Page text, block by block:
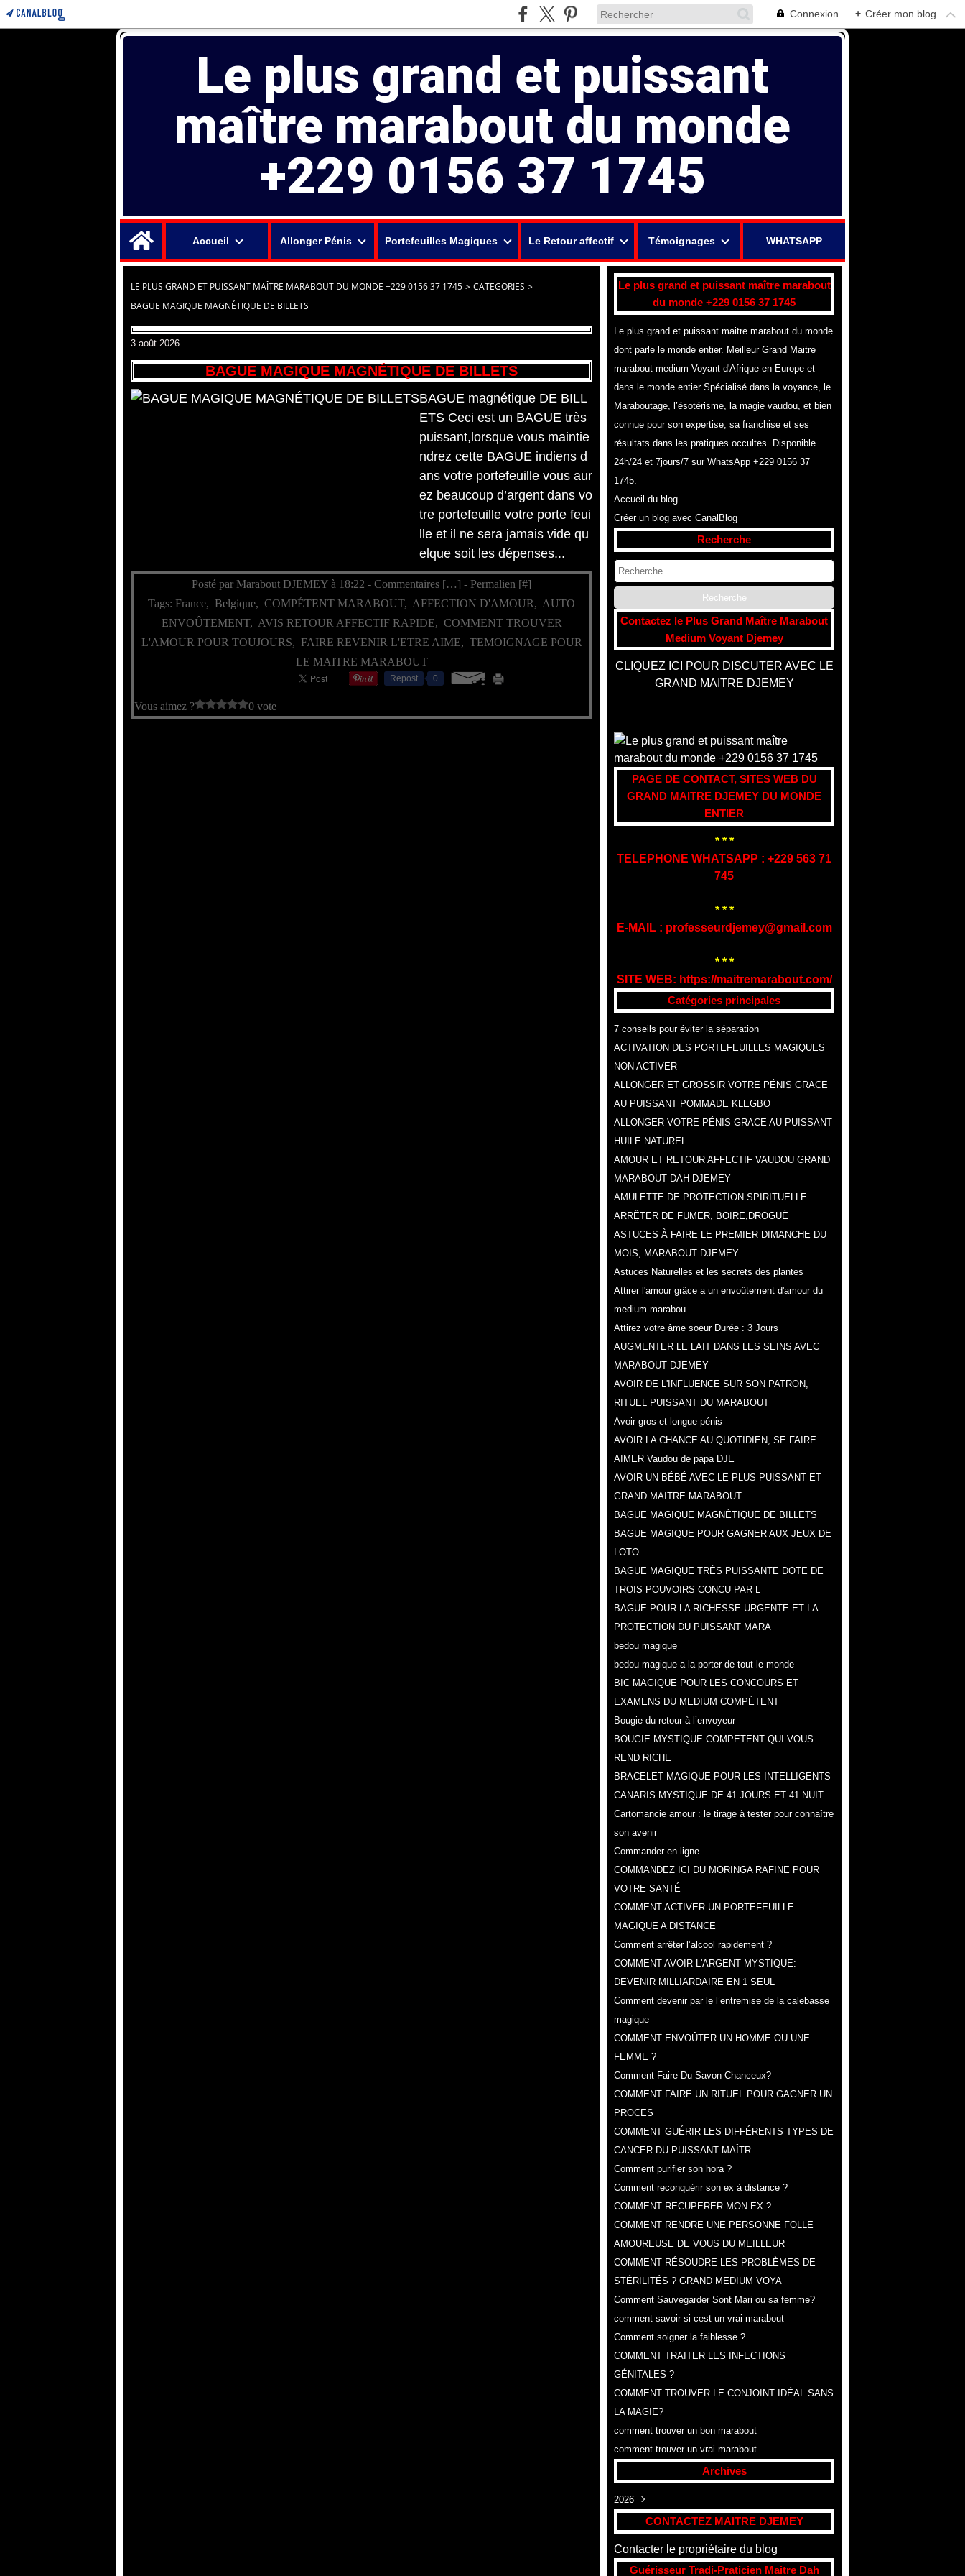
Connexion + Créer mon blog
Le plus grand et puissant
maître marabout du monde
+229 0156 37 1745
Accueil
Allonger Pénis Portefeuilles Magiques Le Retour affectif Témoignages WHATSAPP
LE PLUS GRAND ET PUISSANT MAÎTRE MARABOUT DU MONDE +229 0156 37 1745 > CATEGORIES >
BAGUE MAGIQUE MAGNÉTIQUE DE BILLETS
3 août 2026
BAGUE MAGIQUE MAGNÉTIQUE DE BILLETS
BAGUE magnétique DE BILL
ETS Ceci est un BAGUE très
puissant,lorsque vous maintie
ndrez cette BAGUE indiens d
ans votre portefeuille vous aur
ez beaucoup d’argent dans vo
tre portefeuille votre porte feui
lle et il ne sera jamais vide qu
elque soit les dépenses...
Posté par Marabout DJEMEY à 18:22 -Commentaires […] - Permalien [#]
Tags:France,Belgique,COMPÉTENT MARABOUT, AFFECTION D'AMOUR, AUTO
ENVOÛTEMENT, AVIS RETOUR AFFECTIF RAPIDE, COMMENT TROUVER
L'AMOUR POUR TOUJOURS, FAIRE REVENIR L'ETRE AIME, TEMOIGNAGE POUR
LE MAITRE MARABOUT
Repost 0
Vous aimez ? 0 vote
Le plus grand et puissant maître marabout
du monde +229 0156 37 1745
Le plus grand et puissant maitre marabout du monde
dont parle le monde entier. Meilleur Grand Maitre
marabout medium Voyant d'Afrique en Europe et
dans le monde entier Spécialisé dans la voyance, le
Maraboutage, l’ésotérisme, la magie vaudou, et bien
connue pour son expertise, sa franchise et ses
résultats dans les pratiques occultes. Disponible
24h/24 et 7jours/7 sur WhatsApp +229 0156 37
1745.
Accueil du blog
Créer un blog avec CanalBlog
Recherche
Contactez le Plus Grand Maître Marabout
Medium Voyant Djemey
CLIQUEZ ICI POUR DISCUTER AVEC LE
GRAND MAITRE DJEMEY
PAGE DE CONTACT, SITES WEB DU
GRAND MAITRE DJEMEY DU MONDE
ENTIER
* * *
TELEPHONE WHATSAPP : +229 563 71
745
* * *
E-MAIL : professeurdjemey@gmail.com
* * *
SITE WEB: https://maitremarabout.com/
Catégories principales
7 conseils pour éviter la séparation
ACTIVATION DES PORTEFEUILLES MAGIQUES
NON ACTIVER
ALLONGER ET GROSSIR VOTRE PÉNIS GRACE
AU PUISSANT POMMADE KLEGBO
ALLONGER VOTRE PÉNIS GRACE AU PUISSANT
HUILE NATUREL
AMOUR ET RETOUR AFFECTIF VAUDOU GRAND
MARABOUT DAH DJEMEY
AMULETTE DE PROTECTION SPIRITUELLE
ARRÊTER DE FUMER, BOIRE,DROGUÉ
ASTUCES À FAIRE LE PREMIER DIMANCHE DU
MOIS, MARABOUT DJEMEY
Astuces Naturelles et les secrets des plantes
Attirer l'amour grâce a un envoûtement d'amour du
medium marabou
Attirez votre âme soeur Durée : 3 Jours
AUGMENTER LE LAIT DANS LES SEINS AVEC
MARABOUT DJEMEY
AVOIR DE L'INFLUENCE SUR SON PATRON,
RITUEL PUISSANT DU MARABOUT
Avoir gros et longue pénis
AVOIR LA CHANCE AU QUOTIDIEN, SE FAIRE
AIMER Vaudou de papa DJE
AVOIR UN BÉBÉ AVEC LE PLUS PUISSANT ET
GRAND MAITRE MARABOUT
BAGUE MAGIQUE MAGNÉTIQUE DE BILLETS
BAGUE MAGIQUE POUR GAGNER AUX JEUX DE
LOTO
BAGUE MAGIQUE TRÈS PUISSANTE DOTE DE
TROIS POUVOIRS CONCU PAR L
BAGUE POUR LA RICHESSE URGENTE ET LA
PROTECTION DU PUISSANT MARA
bedou magique
bedou magique a la porter de tout le monde
BIC MAGIQUE POUR LES CONCOURS ET
EXAMENS DU MEDIUM COMPÉTENT
Bougie du retour à l’envoyeur
BOUGIE MYSTIQUE COMPETENT QUI VOUS
REND RICHE
BRACELET MAGIQUE POUR LES INTELLIGENTS
CANARIS MYSTIQUE DE 41 JOURS ET 41 NUIT
Cartomancie amour : le tirage à tester pour connaître
son avenir
Commander en ligne
COMMANDEZ ICI DU MORINGA RAFINE POUR
VOTRE SANTÉ
COMMENT ACTIVER UN PORTEFEUILLE
MAGIQUE A DISTANCE
Comment arrêter l’alcool rapidement ?
COMMENT AVOIR L'ARGENT MYSTIQUE:
DEVENIR MILLIARDAIRE EN 1 SEUL
Comment devenir par le l’entremise de la calebasse
magique
COMMENT ENVOÛTER UN HOMME OU UNE
FEMME ?
Comment Faire Du Savon Chanceux?
COMMENT FAIRE UN RITUEL POUR GAGNER UN
PROCES
​COMMENT GUÉRIR LES DIFFÉRENTS TYPES DE
CANCER DU PUISSANT MAÎTR
Comment purifier son hora ?
Comment reconquérir son ex à distance ?
COMMENT RECUPERER MON EX ?
COMMENT RENDRE UNE PERSONNE FOLLE
AMOUREUSE DE VOUS DU MEILLEUR
COMMENT RÉSOUDRE LES PROBLÈMES DE
STÉRILITÉS ? GRAND MEDIUM VOYA
Comment Sauvegarder Sont Mari ou sa femme?
comment savoir si cest un vrai marabout
Comment soigner la faiblesse ?
COMMENT TRAITER LES INFECTIONS
GÉNITALES ?
COMMENT TROUVER LE CONJOINT IDÉAL SANS
LA MAGIE?
comment trouver un bon marabout
comment trouver un vrai marabout
Archives
2026
Août(307)
CONTACTEZ MAITRE DJEMEY
Contacter le propriétaire du blog
Guérisseur Tradi-Praticien Maitre Dah